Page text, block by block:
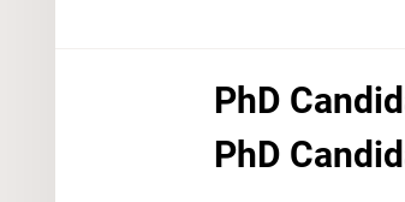
PhD
PhD